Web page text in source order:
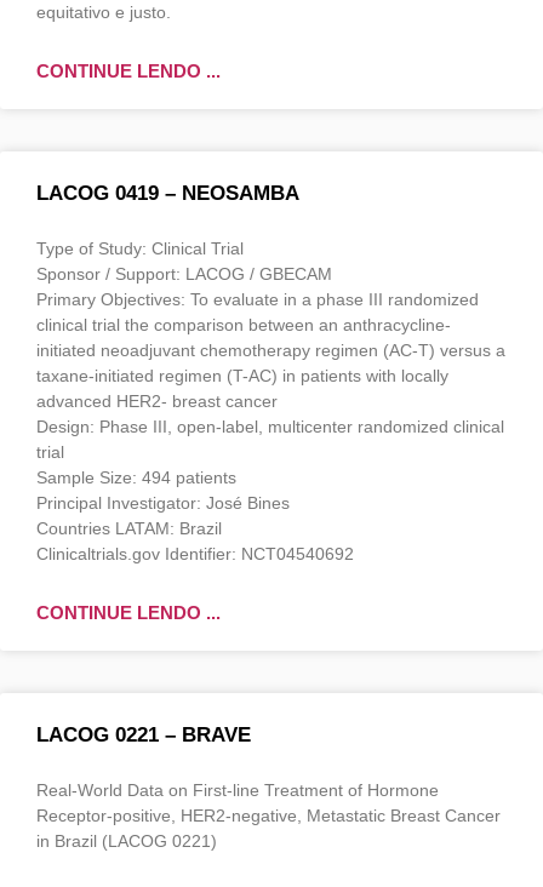
equitativo e justo.
CONTINUE LENDO ...
LACOG 0419 – NEOSAMBA
Type of Study: Clinical Trial
Sponsor / Support: LACOG / GBECAM
Primary Objectives: To evaluate in a phase III randomized
clinical trial the comparison between an anthracycline-
initiated neoadjuvant chemotherapy regimen (AC-T) versus a
taxane-initiated regimen (T-AC) in patients with locally
advanced HER2- breast cancer
Design: Phase III, open-label, multicenter randomized clinical
trial
Sample Size: 494 patients
Principal Investigator: José Bines
Countries LATAM: Brazil
Clinicaltrials.gov Identifier: NCT04540692
CONTINUE LENDO ...
LACOG 0221 – BRAVE
Real-World Data on First-line Treatment of Hormone
Receptor-positive, HER2-negative, Metastatic Breast Cancer
in Brazil (LACOG 0221)